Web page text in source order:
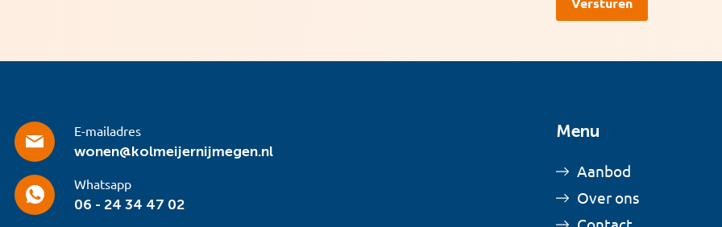
E-mailadres
wonen@kolmeijernijmegen.nl
Whatsapp
06 - 24 34 47 02
Menu
Aanbod
Over ons